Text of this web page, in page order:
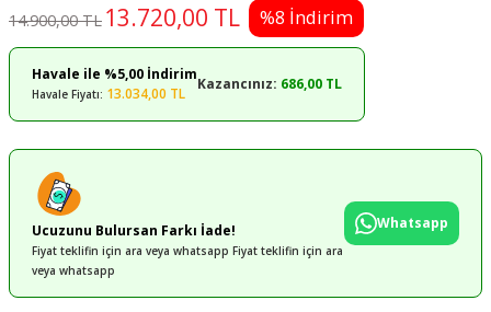
14.900,00 TL 13.720,00 TL %8 İndirim
Havale ile %5,00 İndirim
Havale Fiyatı: 13.034,00 TL
Kazancınız: 686,00 TL
Ucuzunu Bulursan Farkı İade!
Fiyat teklifin için ara veya whatsapp Fiyat teklifin için ara
veya whatsapp
Whatsapp